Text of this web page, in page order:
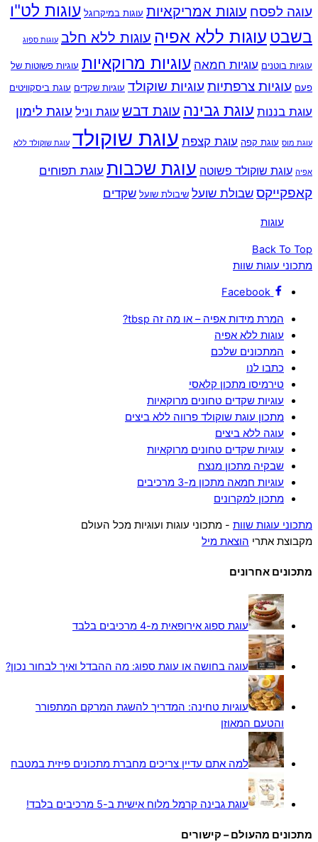
עוגה לפסח עוגות אמריקאיות עוגות במיקרוגל עוגות לט"ו
בשבט עוגות ללא אפיה עוגות ללא חלב עוגות ספוג
עוגיות בוטנים עוגיות חמאה עוגיות מרוקאיות עוגיות פשוטות של
פעם עוגיות צרפתיות עוגיות שוקולד עוגיות שקדים עוגת ביסקוויטים
עוגת בננות עוגת גבינה עוגת דבש עוגת וניל עוגת לימון
עוגת מוס עוגת קפה עוגת קצפת עוגת שוקולד עוגת שוקולד ללא
אפיה עוגת שוקולד פשוטה עוגת שכבות עוגת תפוחים
קאפקייקסשבולת שועל שיבולת שועל שקדים
‏עוגות‏
Back To Top
מתכוני עוגות שוות
Facebook
המרת מידות אפיה – או מה זה tbsp?
עוגות ללא אפיה
המתכונים שלכם
כתבו לנו
טירמיסו מתכון קלאסי
עוגיות שקדים טחונים מרוקאיות
מתכון עוגת שוקולד פרווה ללא ביצים
עוגה ללא ביצים
עוגיות שקדים טחונים מרוקאיות
שבקיה מתכון מנצח
עוגיות חמאה מתכון מ-3 מרכיבים
מתכון למקרונים
מתכוני עוגות שוות - מתכוני עוגות ועוגיות מכל העולם
מקבוצת אתרי הוצאת מיל
מתכונים אחרונים
עוגת ספוג אירופאית מ-4 מרכיבים בלבד
עוגה בחושה או עוגת ספוג: מה ההבדל ואיך לבחור נכון?
עוגיות טחינה: המדריך להשגת המרקם המתפורר
והטעם המאוזן
למה אתם עדיין צריכים מחברת מתכונים פיזית במטבח
עוגת גבינה קרמל מלוח אישית ב-5 מרכיבים בלבד!
מתכונים מהעולם – קישורים